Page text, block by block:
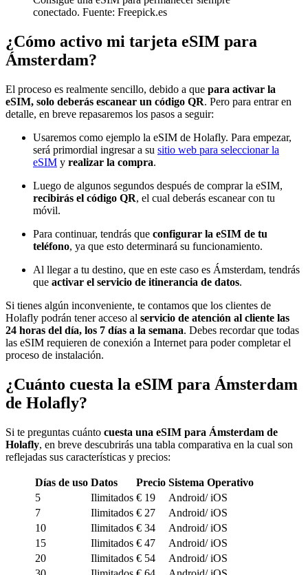
conectado. Fuente: Freepick.es
¿Cómo activo mi tarjeta eSIM para
Ámsterdam?
El proceso es realmente sencillo, debido a que para activar la
eSIM, solo deberás escanear un código QR. Pero para entrar en
detalle, en breve repasaremos los pasos a seguir:
Usaremos como ejemplo la eSIM de Holafly. Para empezar,
será primordial ingresar a su sitio web para seleccionar la
eSIM y realizar la compra.
Luego de algunos segundos después de comprar la eSIM,
recibirás el código QR, el cual deberás escanear con tu
móvil.
Para continuar, tendrás que configurar la eSIM de tu
teléfono, ya que esto determinará su funcionamiento.
Al llegar a tu destino, que en este caso es Ámsterdam, tendrás
que activar el servicio de itinerancia de datos.
Si tienes algún inconveniente, te contamos que los clientes de
Holafly podrán tener acceso al servicio de atención al cliente las
24 horas del día, los 7 días a la semana. Debes recordar que todas
las eSIM requieren de conexión a Internet para poder completar el
proceso de instalación.
¿Cuánto cuesta la eSIM para Ámsterdam
de Holafly?
Si te preguntas cuánto cuesta una eSIM para Ámsterdam de
Holafly, en breve descubrirás una tabla comparativa en la cual son
reflejadas sus características y precios:
Días de uso Datos Precio Sistema Operativo
5
Ilimitados € 19
Android/ iOS
7
Ilimitados € 27
Android/ iOS
10
Ilimitados € 34
Android/ iOS
15
Ilimitados € 47
Android/ iOS
20
Ilimitados € 54
Android/ iOS